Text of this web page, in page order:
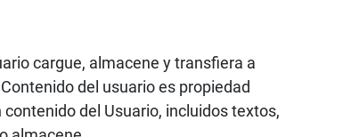
cargue, almacene y transfiera a
del usuario es propiedad
del Usuario, incluidos textos,